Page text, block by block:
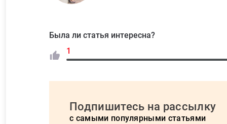
Была ли статья интересна?
1
Подпишитесь на рассылку
с самыми популярными статьями